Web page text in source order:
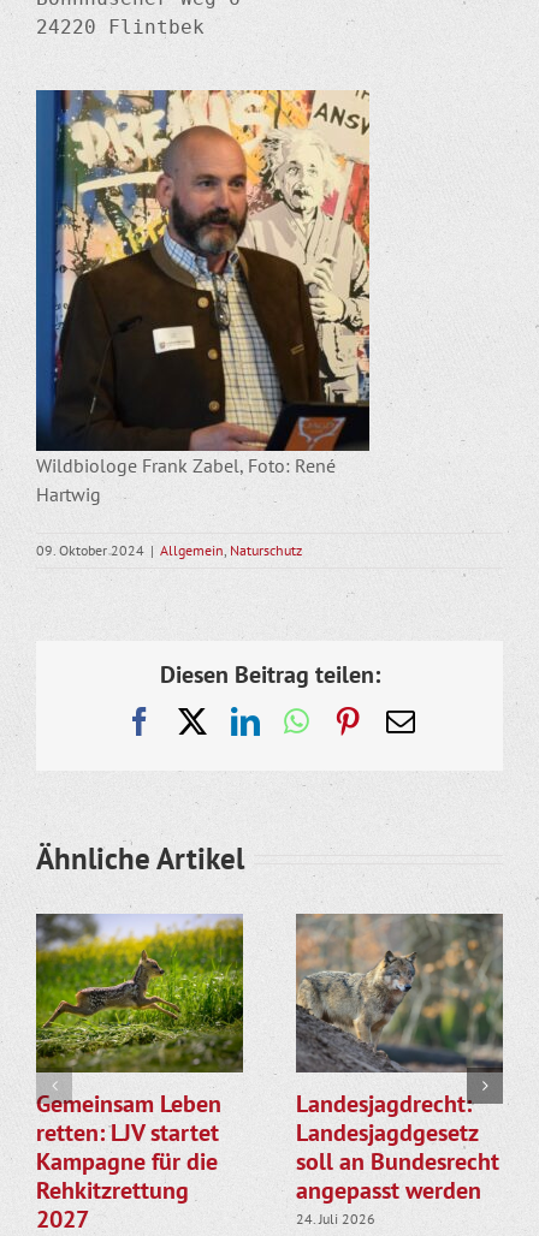
24220 Flintbek
Wildbiologe Frank Zabel, Foto: René
Hartwig
09. Oktober 2024 | Allgemein, Naturschutz
Diesen Beitrag teilen:
FacebookLinkedInWhatsApp
Pinterest
E-
Ähnliche Artikel
Gemeinsam Leben
retten: LJV startet
Kampagne für die
Rehkitzrettung
2027
Landesjagdrecht:
Landesjagdgesetz
soll an Bundesrecht
angepasst werden
24. Juli 2026